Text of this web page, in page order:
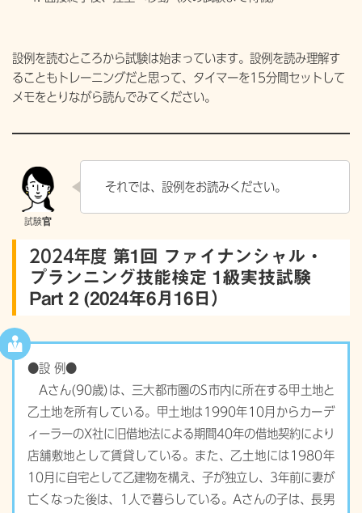
設例を読むところから試験は始まっています。設例を読み理解す
ることもトレーニングだと思って、タイマーを15分間セットして
メモをとりながら読んでみてください。
それでは、設例をお読みください。
2024年度 第1回 ファイナンシャル・
プランニング技能検定 1級実技試験
Part 2 (2024年6月16日）
●設 例●
Aさん(90歳)は、三大都市圏のS市内に所在する甲土地と
乙土地を所有している。甲土地は1990年10月からカーデ
ィーラーのX社に旧借地法による期間40年の借地契約により
店舗敷地として賃貸している。また、乙土地には1980年
10月に自宅として乙建物を構え、子が独立し、3年前に妻が
亡くなった後は、1人で暮らしている。Aさんの子は、長男